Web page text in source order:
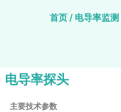
首页 / 电导率监测
电导率探头
主要技术参数